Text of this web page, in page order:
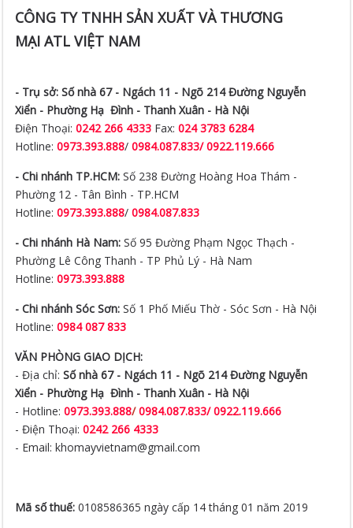
CÔNG TY TNHH SẢN XUẤT VÀ THƯƠNG
MẠI ATL VIỆT NAM
- Trụ sở: Số nhà 67 - Ngách 11 - Ngõ 214 Đường Nguyễn
Xiển - Phường Hạ Đình - Thanh Xuân - Hà Nội
Điện Thoại:0242 266 4333 Fax:024 3783 6284
Hotline:0973.393.888/0984.087.833/ 0922.119.666
- Chi nhánh TP.HCM: Số 238 Đường Hoàng Hoa Thám -
Phường 12 - Tân Bình - TP.HCM
Hotline:0973.393.888/0984.087.833
- Chi nhánh Hà Nam: Số 95 Đường Phạm Ngọc Thạch -
Phường Lê Công Thanh - TP Phủ Lý - Hà Nam
Hotline:0973.393.888
- Chi nhánh Sóc Sơn: Số 1 Phố Miếu Thờ - Sóc Sơn - Hà Nội
Hotline:0984 087 833
VĂN PHÒNG GIAO DỊCH:
- Địa chỉ:Số nhà 67 - Ngách 11 - Ngõ 214 Đường Nguyễn
Xiển - Phường Hạ Đình - Thanh Xuân - Hà Nội
- Hotline:0973.393.888/ 0984.087.833/ 0922.119.666
- Điện Thoại:0242 266 4333
- Email: khomayvietnam@gmail.com
Mã số thuế:0108586365 ngày cấp 14 tháng 01 năm 2019